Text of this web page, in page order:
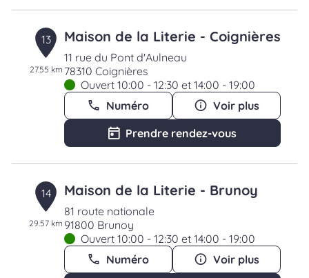
13
27.55 km
Maison de la Literie - Coignières
11 rue du Pont d'Aulneau
78310 Coignières
Ouvert 10:00 - 12:30 et 14:00 - 19:00
Numéro
Voir plus
Prendre rendez-vous
14
29.57 km
Maison de la Literie - Brunoy
81 route nationale
91800 Brunoy
Ouvert 10:00 - 12:30 et 14:00 - 19:00
Numéro
Voir plus